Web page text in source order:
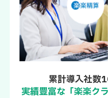
累計導入社数
実績豊富な「楽楽ク